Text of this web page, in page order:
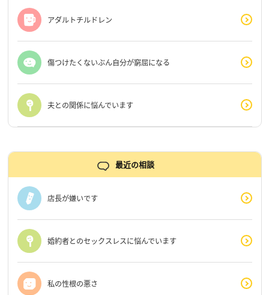
アダルトチルドレン
傷つけたくないぶん自分が窮屈になる
夫との関係に悩んでいます
最近の相談
店長が嫌いです
婚約者とのセックスレスに悩んでいます
私の性根の悪さ